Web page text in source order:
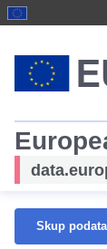
Skup